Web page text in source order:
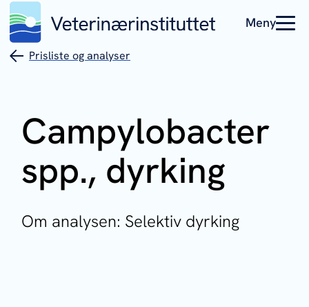
Meny
Prisliste og analyser
Campylobacter
spp., dyrking
Om analysen: Selektiv dyrking